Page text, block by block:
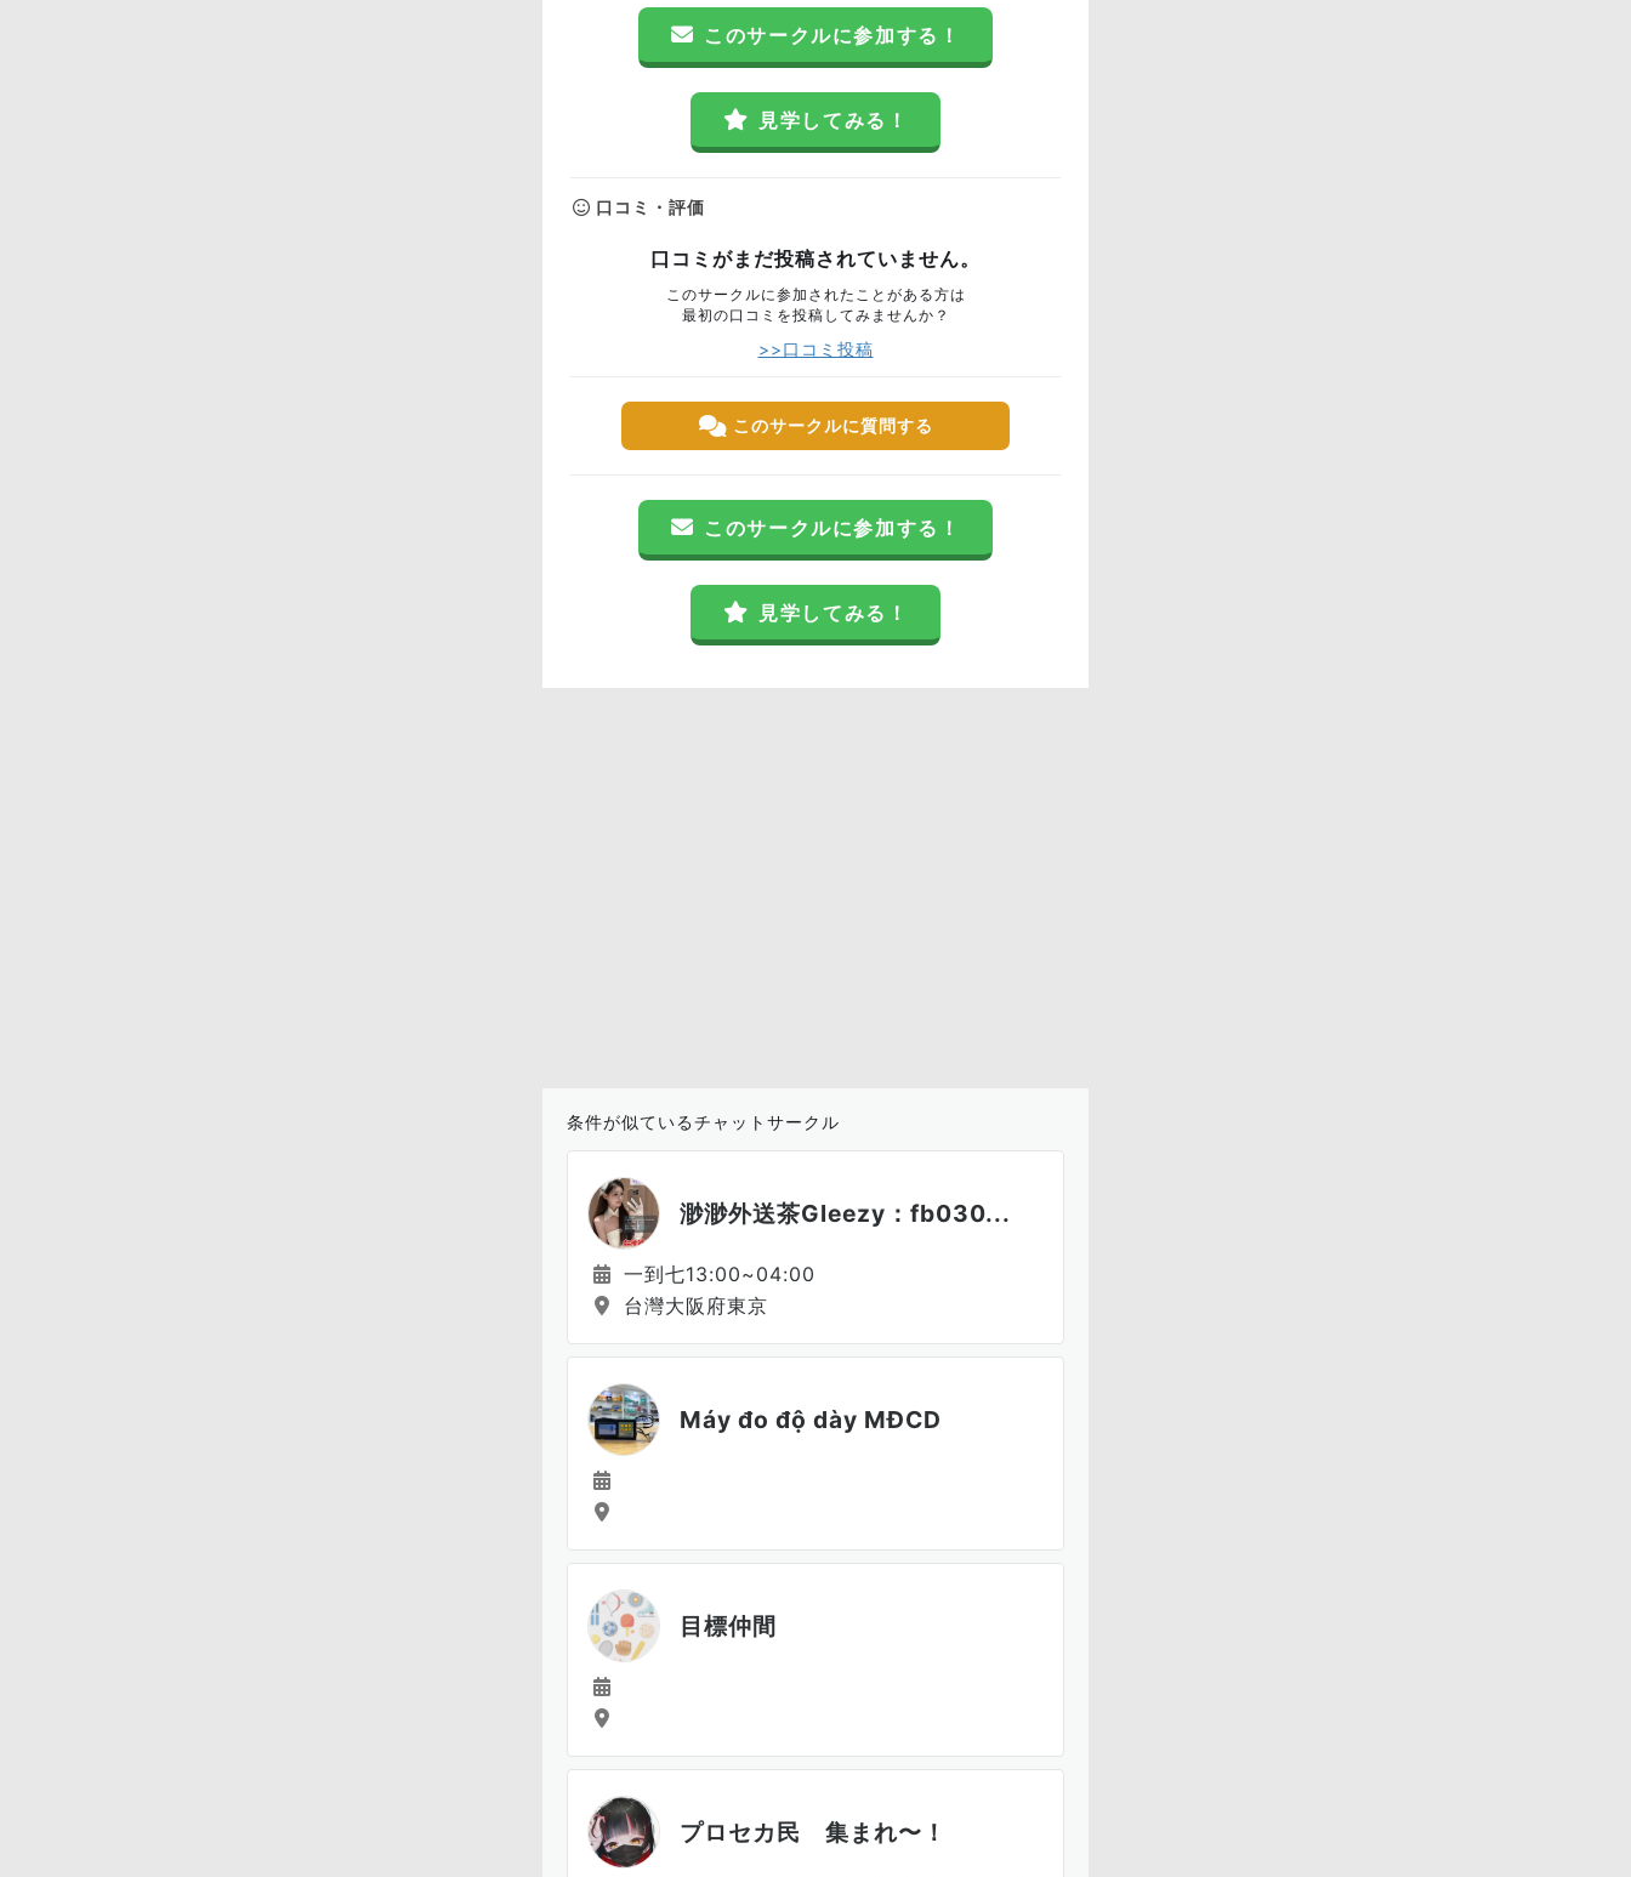
このサークルに参加する！
見学してみる！
口コミ・評価
口コミがまだ投稿されていません。
このサークルに参加されたことがある方は
最初の口コミを投稿してみませんか？
>>口コミ投稿
このサークルに質問する
このサークルに参加する！
見学してみる！
条件が似ているチャットサークル
渺渺外送茶Gleezy：fb030...
一到七13:00~04:00
台灣大阪府東京
Máy đo độ dày MĐCD
目標仲間
プロセカ民 集まれ〜！